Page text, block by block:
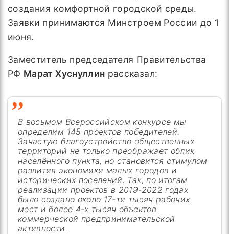
создания комфортной городской среды.
Заявки принимаются Минстроем России до 1
июня.
Заместитель председателя Правительства
РФ Марат Хуснуллин рассказал:
В восьмом Всероссийском конкурсе мы
определим 145 проектов победителей.
Зачастую благоустройство общественных
территорий не только преображает облик
населённого пункта, но становится стимулом
развития экономики малых городов и
исторических поселений. Так, по итогам
реализации проектов в 2019-2022 годах
было создано около 17-ти тысяч рабочих
мест и более 4-х тысяч объектов
коммерческой предпринимательской
активности.